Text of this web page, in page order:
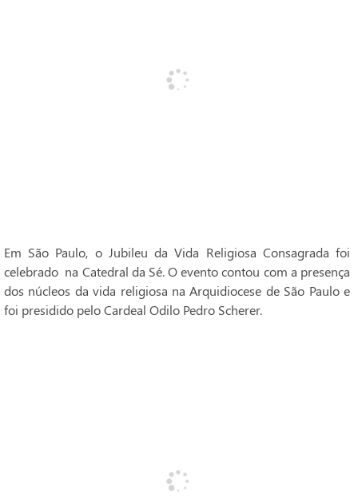
Em São Paulo, o Jubileu da Vida Religiosa Consagrada foi
celebrado na Catedral da Sé. O evento contou com a presença
dos núcleos da vida religiosa na Arquidiocese de São Paulo e
foi presidido pelo Cardeal Odilo Pedro Scherer.